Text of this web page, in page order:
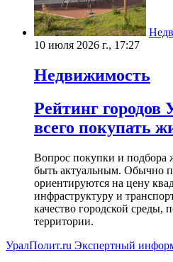
10 июля 2026 г., 17:27
Недвижимость
Рейтинг
всего покупать
Вопрос покупки и подбора
быть актуальным. Обычно
ориентируются на цену
инфраструктуру и
качество городской среды,
территории.
УралПолит.ru Экспертный